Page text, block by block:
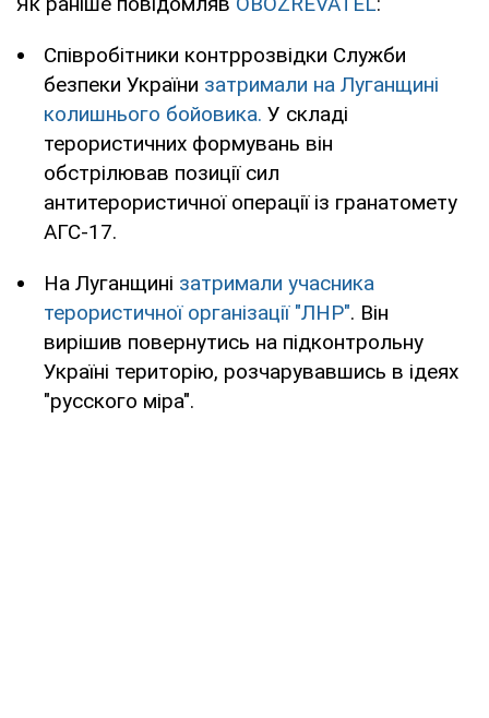
Співробітники контррозвідки Служби
безпеки України затримали на Луганщині
колишнього бойовика. У складі
терористичних формувань він
обстрілював позиції сил
антитерористичної операції із гранатомету
АГС-17.
На Луганщині затримали учасника
терористичної організації "ЛНР". Він
вирішив повернутись на підконтрольну
Україні територію, розчарувавшись в ідеях
"русского міра".